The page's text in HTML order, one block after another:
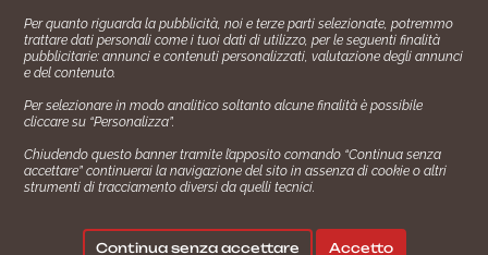
Cucinare.it è un marchio commerciale di Impiego24.it s.r.l.
copyright 2014 - 2024 P.IVA: 03406490130
Azienda certiﬁcata ISO 27001 numero: SNR 73140386/89/I
- Azienda certiﬁcata ISO 9001 numero: SNR
Gestione consensi e categorie merceologiche marketing
Seguici su:
Per quanto riguarda la pubblicità, noi e terze parti selezionate, potremmo
trattare dati personali come i tuoi dati di utilizzo, per le seguenti finalità
pubblicitarie: annunci e contenuti personalizzati, valutazione degli annunci
e del contenuto.
Per selezionare in modo analitico soltanto alcune finalità è possibile
cliccare su “Personalizza”.
Chiudendo questo banner tramite l’apposito comando “Continua senza
accettare” continuerai la navigazione del sito in assenza di cookie o altri
strumenti di tracciamento diversi da quelli tecnici.
Continua senza accettare Accetto